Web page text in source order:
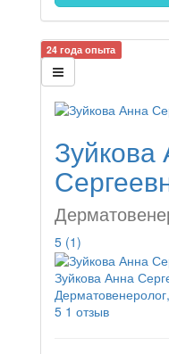
24 года опыта
Зуйкова
5 (1)
Зуйкова Анна
5 1 отзыв